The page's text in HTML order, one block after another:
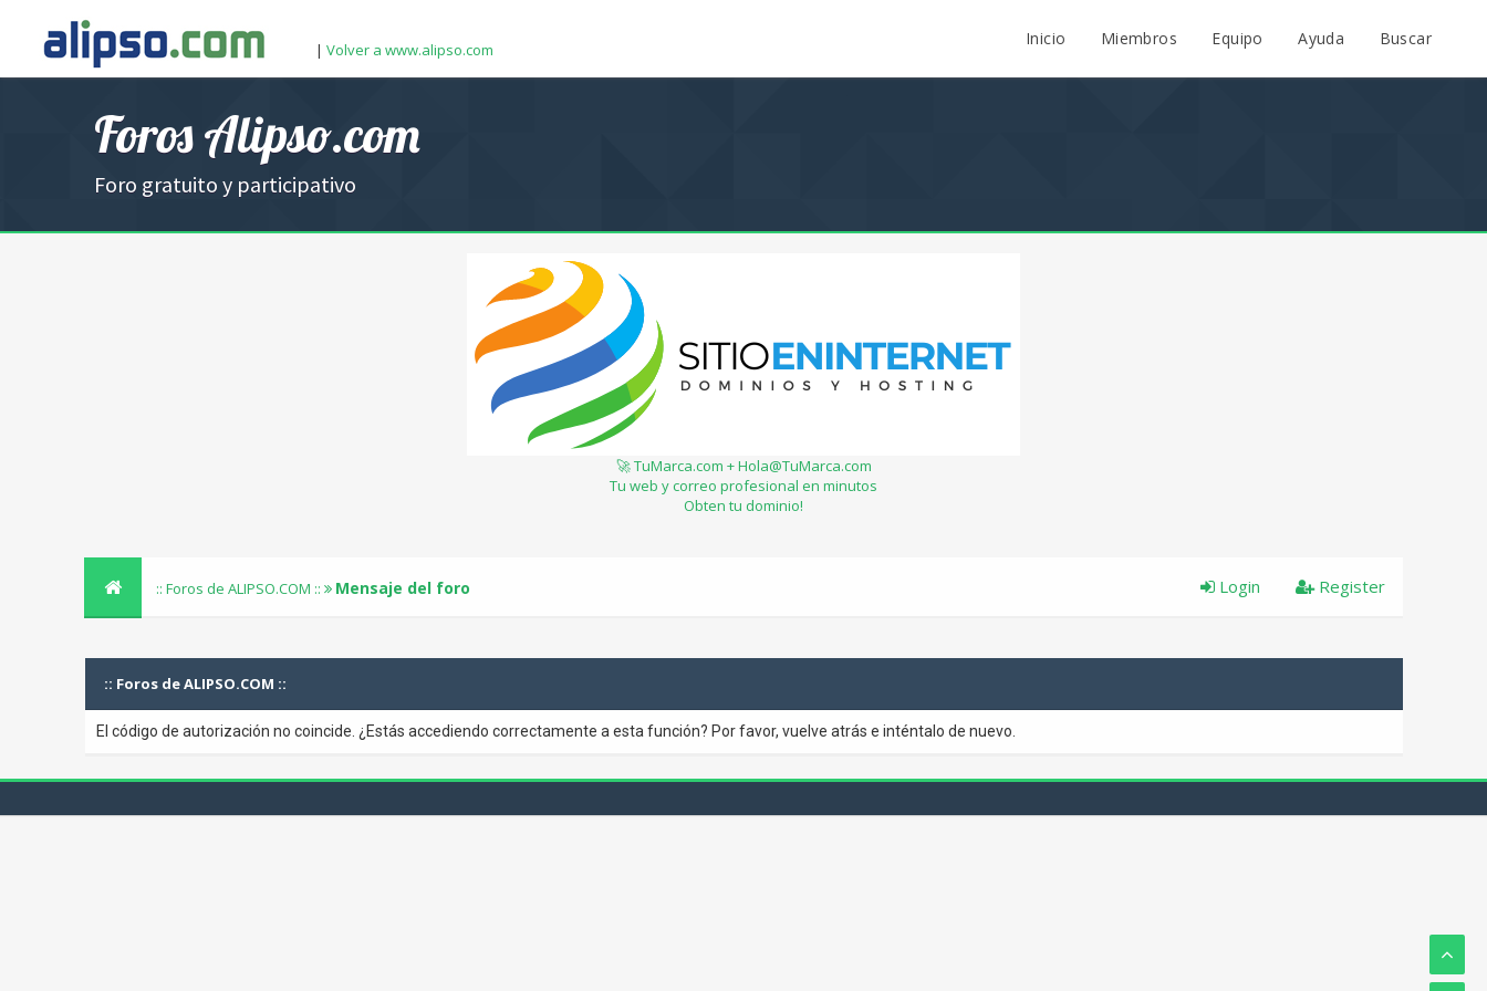
| Volver a www.alipso.com
Inicio Miembros Equipo Ayuda Buscar
Foros Alipso.com
Foro gratuito y participativo
🚀 TuMarca.com + Hola@TuMarca.com
Tu web y correo profesional en minutos
Obten tu dominio!
:: Foros de ALIPSO.COM :: Mensaje del foro Register
Login
:: Foros de ALIPSO.COM ::
El código de autorización no coincide. ¿Estás accediendo correctamente a esta función? Por favor, vuelve atrás e inténtalo de nuevo.